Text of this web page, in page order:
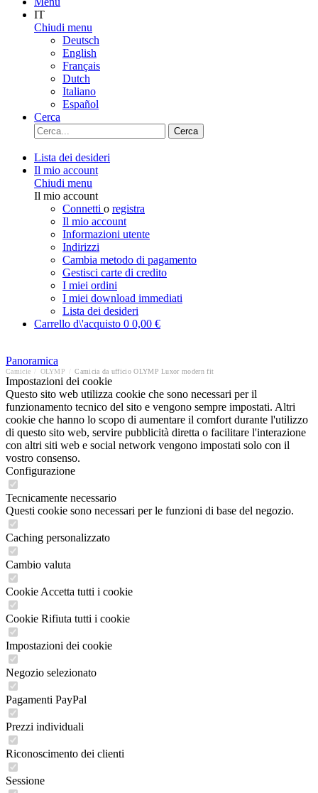
IT
Chiudi menu
Deutsch
English
Français
Dutch
Italiano
Español
Cerca
Cerca
Lista dei desideri
Il mio account
Chiudi menu
Il mio account
Connetti o registra
Il mio account
Informazioni utente
Indirizzi
Cambia metodo di pagamento
Gestisci carte di credito
I miei ordini
I miei download immediati
Lista dei desideri
Carrello d\'acquisto 0 0,00 €
Panoramica
Camicie OLYMP Camicia da ufficio OLYMP Luxor modern fit
Impostazioni dei cookie
Questo sito web utilizza cookie che sono necessari per il
funzionamento tecnico del sito e vengono sempre impostati. Altri
cookie che hanno lo scopo di aumentare il comfort durante l'utilizzo
di questo sito web, servire pubblicità diretta o facilitare l'interazione
con altri siti web e social network vengono impostati solo con il
vostro consenso.
Configurazione
Tecnicamente necessario
Questi cookie sono necessari per le funzioni di base del negozio.
Caching personalizzato
Cambio valuta
Cookie Accetta tutti i cookie
Cookie Rifiuta tutti i cookie
Impostazioni dei cookie
Negozio selezionato
Pagamenti PayPal
Prezzi individuali
Riconoscimento dei clienti
Sessione